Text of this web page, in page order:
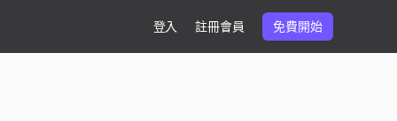
登入 註冊會員 免費開始